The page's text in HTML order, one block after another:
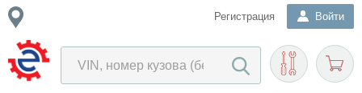
Регистрация Войти